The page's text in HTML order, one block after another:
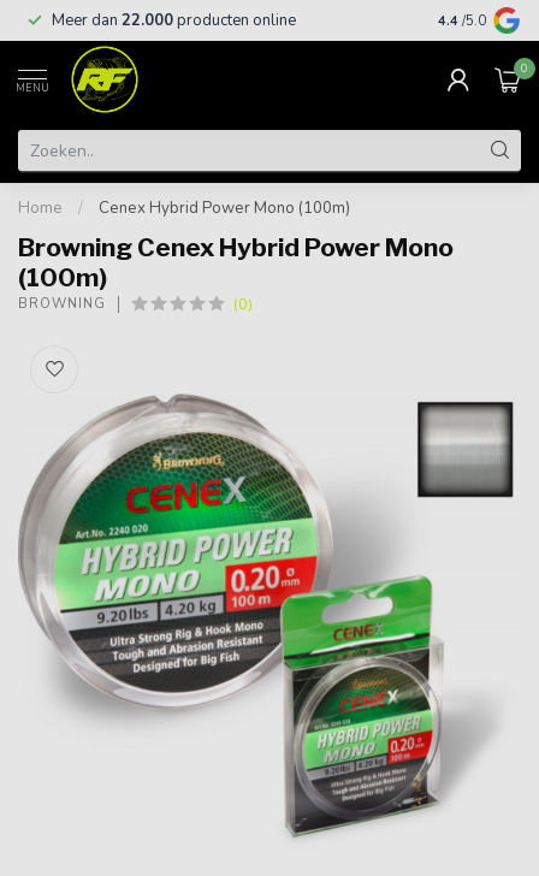
Meer dan 22.000producten online Gratis
4.4 /5.0
MENU
0
Home / Cenex Hybrid Power Mono (100m)
Browning Cenex Hybrid Power Mono
(100m)
BROWNING (0)